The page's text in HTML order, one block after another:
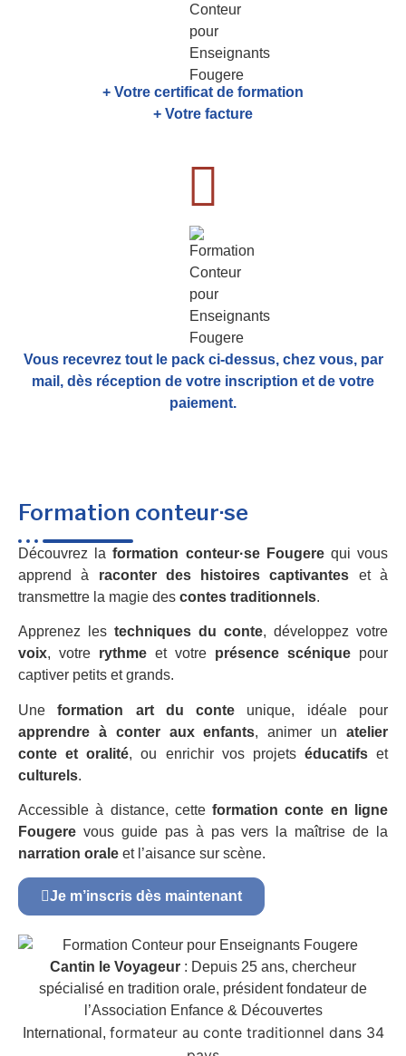
+ Votre certificat de formation
+ Votre facture
Vous recevrez tout le pack ci-dessus, chez vous, par
mail, dès réception de votre inscription et de votre
paiement.
Formation conteur·se
Découvrez laformation conteur·se Fougerequi vous
apprend à raconter des histoires captivantes et à
transmettre la magie des contes traditionnels.
Apprenez les techniques du conte, développez votre
voix, votre rythme et votre présence scénique pour
captiver petits et grands.
Uneformation art du conte unique, idéale pour
apprendre à conter aux enfants, animer unatelier
conte et oralité, ou enrichir vos projets éducatifset
culturels.
Accessible à distance, cetteformation conte en ligne
Fougere vous guide pas à pas vers la maîtrise de la
narration orale et l’aisance sur scène.
Je m’inscris dès maintenant
Cantin le Voyageur : Depuis 25 ans, chercheur
spécialisé en tradition orale, président fondateur de
l’Association Enfance & Découvertes
International, formateur au conte traditionnel dans 34